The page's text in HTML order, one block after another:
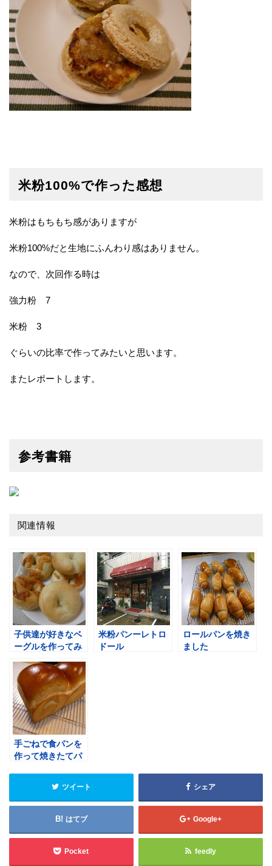
米粉100%で作った感想
米粉はもちもち感がありますが
米粉100%だと生地にふんわり感はありません。
なので、次回作る時は
強力粉 7
米粉 3
ぐらいの比率で作ってみたいと思います。
またレポートします。
参考書籍
関連情報
子供達が好きなベ
ーグルを作ってみ
米粉パンーレトロ
ドール
ロールパンを焼き
ました
手ごねで食パンを
作って焼きたてパ
ツイート シェア
はてブ Google+
Pocket feedly